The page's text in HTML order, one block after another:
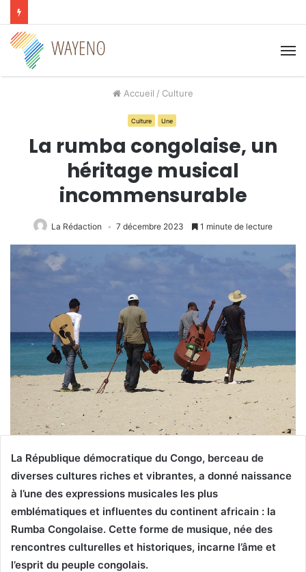
Accueil / Culture
Culture Une
La rumba congolaise, un
héritage musical
incommensurable
La Rédaction 7 décembre 2023 1 minute de lecture
La République démocratique du Congo, berceau de
diverses cultures riches et vibrantes, a donné naissance
à l’une des expressions musicales les plus
emblématiques et influentes du continent africain : la
Rumba Congolaise. Cette forme de musique, née des
rencontres culturelles et historiques, incarne l’âme et
l’esprit du peuple congolais.